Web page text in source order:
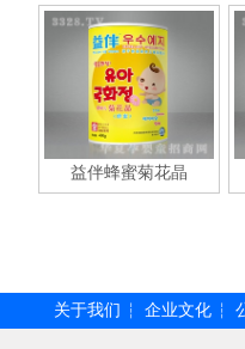
益伴蜂蜜菊花晶
关于我们 ┆ 企业文化 ┆